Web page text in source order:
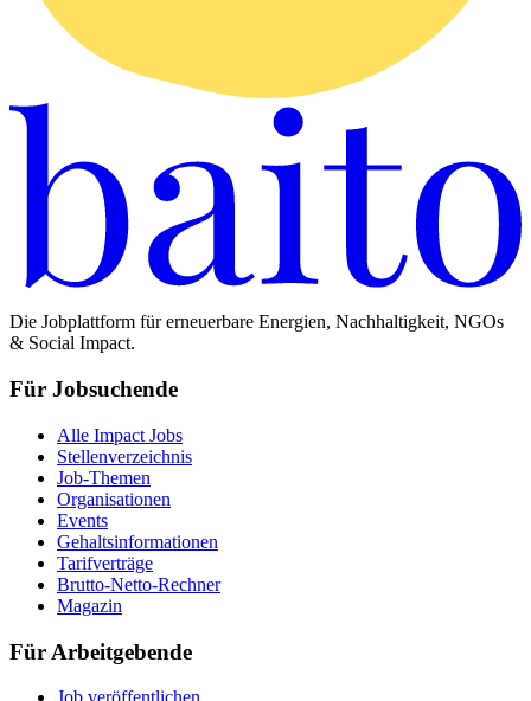
Die Jobplattform für erneuerbare Energien, Nachhaltigkeit, NGOs
& Social Impact.
Für Jobsuchende
Alle Impact Jobs
Stellenverzeichnis
Job-Themen
Organisationen
Events
Gehaltsinformationen
Tarifverträge
Brutto-Netto-Rechner
Magazin
Für Arbeitgebende